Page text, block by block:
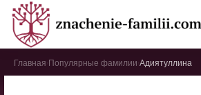
Главная Популярные фамилии Адиятуллина